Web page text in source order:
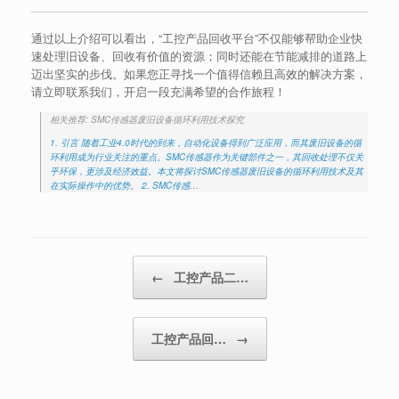
通过以上介绍可以看出，“工控产品回收平台”不仅能够帮助企业快
速处理旧设备、回收有价值的资源；同时还能在节能减排的道路上
迈出坚实的步伐。如果您正寻找一个值得信赖且高效的解决方案，
请立即联系我们，开启一段充满希望的合作旅程！
相关推荐: SMC传感器废旧设备循环利用技术探究
1. 引言 随着工业4.0时代的到来，自动化设备得到广泛应用，而其废旧设备的循
环利用成为行业关注的重点。SMC传感器作为关键部件之一，其回收处理不仅关
乎环保，更涉及经济效益。本文将探讨SMC传感器废旧设备的循环利用技术及其
在实际操作中的优势。 2. SMC传感…
← 工控产品二…
工控产品回… →